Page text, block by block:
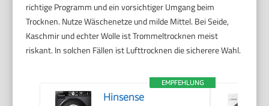
richtige Programm und ein vorsichtiger Umgang beim
Trocknen. Nutze Wäschenetze und milde Mittel. Bei Seide,
Kaschmir und echter Wolle ist Trommeltrocknen meist
riskant. In solchen Fällen ist Lufttrocknen die sicherere Wahl.
EMPFEHLUNG
Hinsense